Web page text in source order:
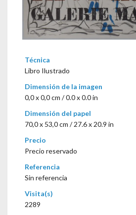
Técnica
Libro Ilustrado
Dimensión de la imagen
0,0 x 0,0 cm / 0.0 x 0.0 in
Dimensión del papel
70,0 x 53,0 cm / 27.6 x 20.9 in
Precio
Precio reservado
Referencia
Sin referencia
Visita(s)
2289